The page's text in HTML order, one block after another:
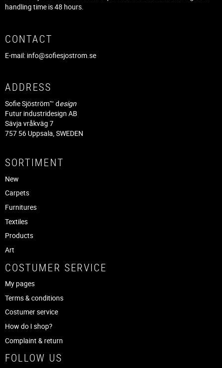
handling time is 48 hours.
CONTACT
E-mail: info@sofiesjostrom.se
ADDRESS
Sofie Sjöström™ design
Futur industridesign AB
Sävja vråkväg 7
757 56 Uppsala, SWEDEN
SORTIMENT
New
Carpets
Furnitures
Textiles
Products
Art
COSTUMER SERVICE
My pages
Terms & conditions
Costumer service
How do I shop?
Complaint & return
FOLLOW US